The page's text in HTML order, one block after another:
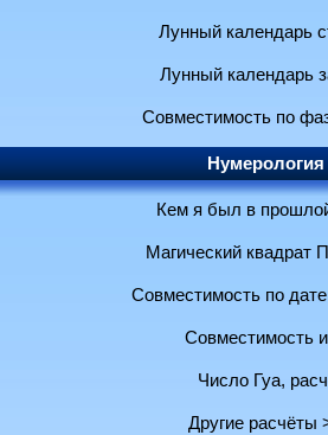
Лунный календарь
Лунный календарь
Совместимость по
Нумерология
Кем я был в
Магический квадрат
Совместимость по
Совместимость
Число Гуа,
Другие расчёты